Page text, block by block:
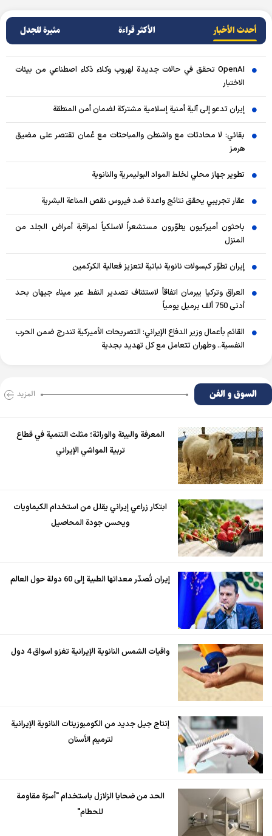
أحدث الأخبار الأکثر قراءة مثيرة للجدل
OpenAI تحقق في حالات جديدة لهروب وكلاء ذكاء اصطناعي من بيئات
الاختبار
إيران تدعو إلى آلية أمنية إسلامية مشتركة لضمان أمن المنطقة
بقائي: لا محادثات مع واشنطن والمباحثات مع عُمان تقتصر على مضيق
هرمز
تطوير جهاز محلي لخلط المواد البوليمرية والنانوية
عقار تجريبي يحقق نتائج واعدة ضد فيروس نقص المناعة البشرية
باحثون أميركيون يطوّرون مستشعراً لاسلكياً لمراقبة أمراض الجلد من
المنزل
إيران تطوّر كبسولات نانوية نباتية لتعزيز فعالية الكركمين
العراق وتركيا يبرمان اتفاقاً لاستئناف تصدير النفط عبر ميناء جيهان بحد
أدنى 750 ألف برميل يومياً
القائم بأعمال وزير الدفاع الإيراني: التصريحات الأميركية تندرج ضمن الحرب
النفسية.. وطهران تتعامل مع كل تهديد بجدية
السوق و الفن المزید
المعرفة والبيئة والوراثة؛ مثلث التنمية في قطاع
تربية المواشي الإيراني
ابتكار زراعي إيراني يقلل من استخدام الكيماويات
ويحسن جودة المحاصيل
إيران تُصدّر معداتها الطبية إلى 60 دولة حول العالم
واقيات الشمس النانوية الإيرانية تغزو اسواق 4 دول
إنتاج جيل جديد من الكومبوزيتات النانوية الإيرانية
لترميم الأسنان
الحد من ضحايا الزلازل باستخدام "أسرّة مقاومة
للحطام"